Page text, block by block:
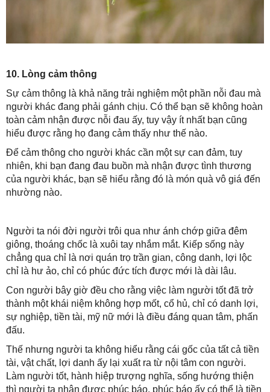
10. Lòng cảm thông
Sự cảm thông là khả năng trải nghiệm một phần nỗi đau mà
người khác đang phải gánh chịu. Có thể bạn sẽ không hoàn
toàn cảm nhận được nỗi đau ấy, tuy vậy ít nhất bạn cũng
hiểu được rằng họ đang cảm thấy như thế nào.
Để cảm thông cho người khác cần một sự can đảm, tuy
nhiên, khi bạn đang đau buồn mà nhận được tình thương
của người khác, bạn sẽ hiểu rằng đó là món quà vô giá đến
nhường nào.
Người ta nói đời người trôi qua như ánh chớp giữa đêm
giông, thoáng chốc là xuôi tay nhắm mắt. Kiếp sống này
chẳng qua chỉ là nơi quán trọ trần gian, công danh, lợi lộc
chỉ là hư ảo, chỉ có phúc đức tích được mới là dài lâu.
Con người bây giờ đều cho rằng việc làm người tốt đã trở
thành một khái niệm không hợp mốt, cổ hủ, chỉ có danh lợi,
sự nghiệp, tiền tài, mỹ nữ mới là điều đáng quan tâm, phấn
đấu.
Thế nhưng người ta không hiểu rằng cái gốc của tất cả tiền
tài, vật chất, lợi danh ấy lại xuất ra từ nội tâm con người.
Làm người tốt, hành hiệp trượng nghĩa, sống hướng thiện
thì người ta nhận được phúc báo, phúc báo ấy có thể là tiền